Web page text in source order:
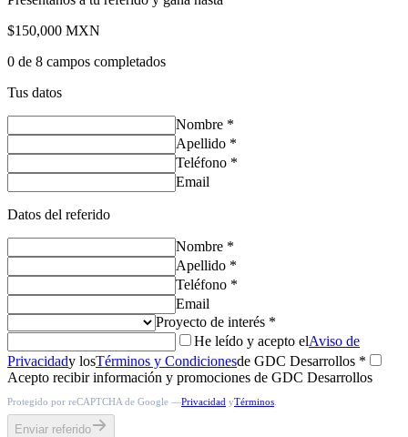
$150,000 MXN
0 de 8 campos completados
Tus datos
Nombre *
Apellido *
Teléfono *
Email
Datos del referido
Nombre *
Apellido *
Teléfono *
Email
Proyecto de interés *
He leído y acepto elAviso de
Privacidady losTérminos y Condicionesde GDC Desarrollos *
Acepto recibir información y promociones de GDC Desarrollos
Protegido por reCAPTCHA de Google —Privacidad yTérminos
Enviar referido